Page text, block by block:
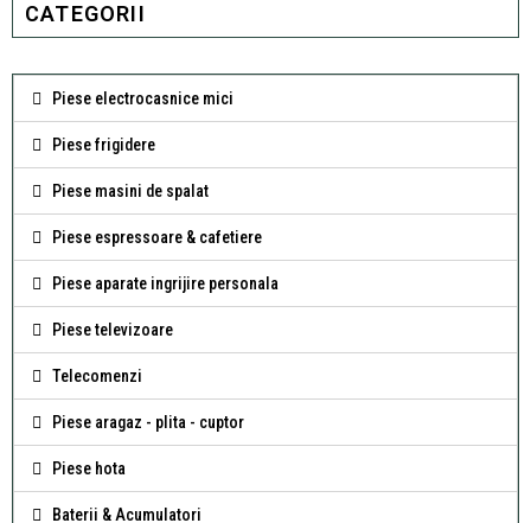
CATEGORII
Piese electrocasnice mici
Piese frigidere
Piese masini de spalat
Piese espressoare & cafetiere
Piese aparate ingrijire personala
Piese televizoare
Telecomenzi
Piese aragaz - plita - cuptor
Piese hota
Baterii & Acumulatori